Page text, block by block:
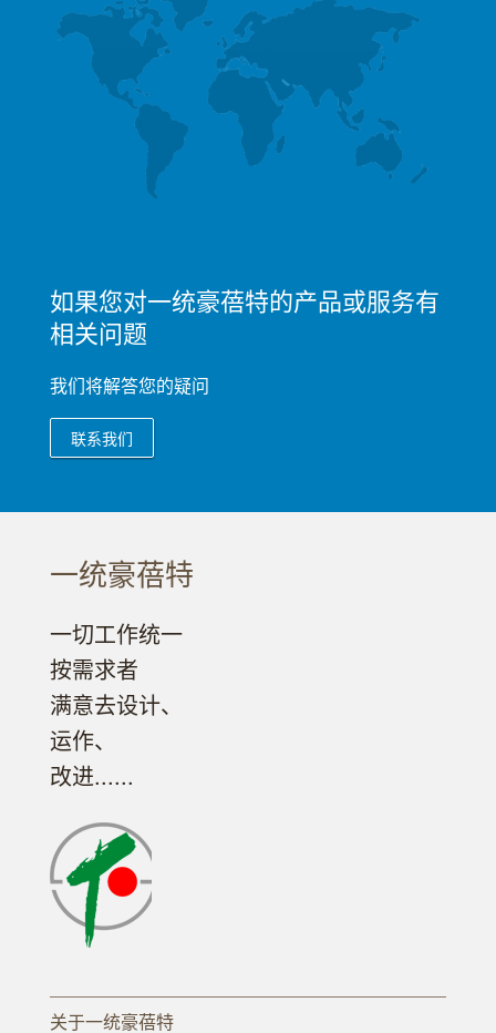
如果您对一统豪蓓特的产品或服务有
相关问题
我们将解答您的疑问
联系我们
一统豪蓓特
一切工作统一
按需求者
满意去设计、
运作、
改进......
关于一统豪蓓特